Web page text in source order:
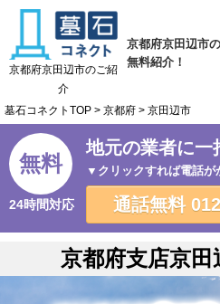
京都府京田辺市
無料紹介！
京都府京田辺市のご紹
介
墓石コネクトTOP > 京都府 > 京田辺市
無料
24時間対応
地元の業者に一
▼クリックすれば電話が
通話無料
京都府支店京